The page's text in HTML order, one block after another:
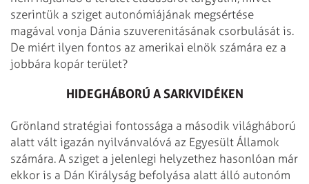
szerintük a sziget autonómiájának megsértése
magával vonja Dánia szuverenitásának csorbulását is.
De miért ilyen fontos az amerikai elnök számára ez a
jobbára kopár terület?
HIDEGHÁBORÚ A SARKVIDÉKEN
Grönland stratégiai fontossága a második világháború
alatt vált igazán nyilvánvalóvá az Egyesült Államok
számára. A sziget a jelenlegi helyzethez hasonlóan már
ekkor is a Dán Királyság befolyása alatt álló autonóm